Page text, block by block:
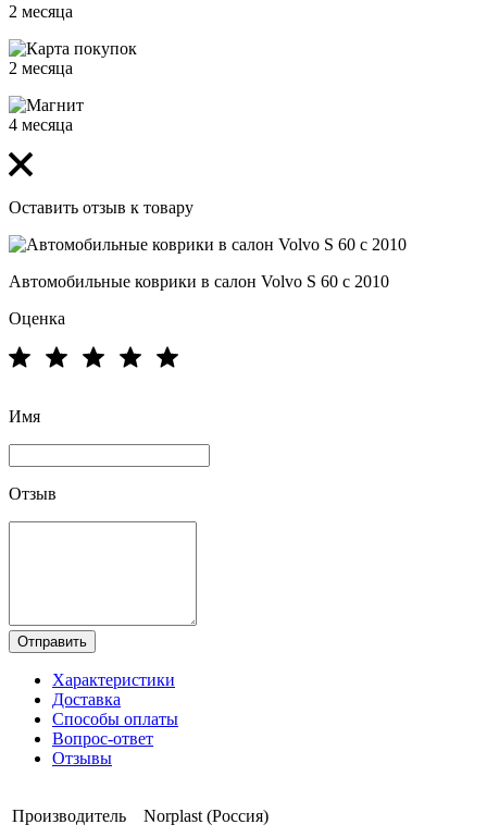
2 месяца
2 месяца
4 месяца
Оставить отзыв к товару
Автомобильные коврики в салон Volvo S 60 с 2010
Оценка
Имя
Отзыв
Отправить
Характеристики
Доставка
Способы оплаты
Вопрос-ответ
Отзывы
Производитель Norplast (Россия)